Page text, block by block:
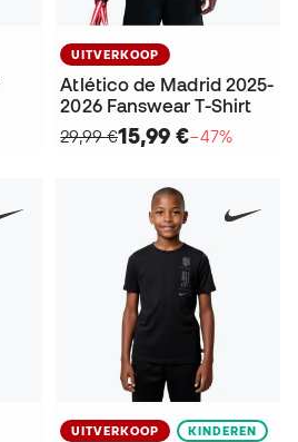
UITVERKOOP
Atlético de Madrid 2025-
2026 Fanswear T-Shirt
29,99 €15,99 €−47%
UITVERKOOP KINDEREN